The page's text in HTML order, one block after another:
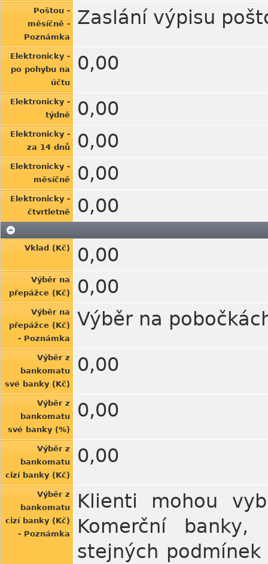
Poštou -
měsíčně -
Poznámka
Zaslání výpisu
Elektronicky -
po pohybu na
účtu
0,00
Elektronicky -
týdně
0,00
Elektronicky -
za 14 dnů
0,00
Elektronicky -
měsíčně
0,00
Elektronicky -
čtvrtletně
0,00
Vklad (Kč) 0,00
Výběr na
přepážce (Kč)
0,00
Výběr na
přepážce (Kč)
- Poznámka
Výběr na
Výběr z
bankomatu
své banky (Kč)
0,00
Výběr z
bankomatu
své banky (%)
0,00
Výběr z
bankomatu
cizí banky (Kč)
0,00
Výběr z
bankomatu
cizí banky (Kč)
- Poznámka
Klienti mohou
Komerční
stejných